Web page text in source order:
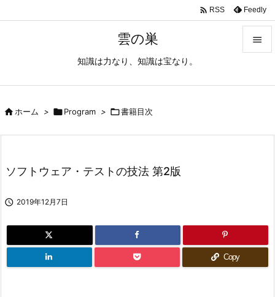
雲の巣
知識は力なり、知識は宝なり。

 RSS Feedly
ホーム > Program > 書籍目次
ソフトウェア・テストの技法 第2版
 2019年12月7日
Copy